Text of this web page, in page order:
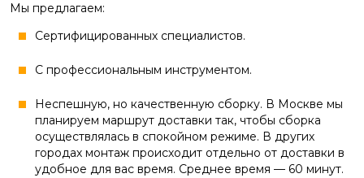
Мы предлагаем:
Сертифицированных специалистов.
С профессиональным инструментом.
Неспешную, но качественную сборку. В Москве мы
планируем маршрут доставки так, чтобы сборка
осуществлялась в спокойном режиме. В других
городах монтаж происходит отдельно от доставки в
удобное для вас время. Среднее время — 60 минут.